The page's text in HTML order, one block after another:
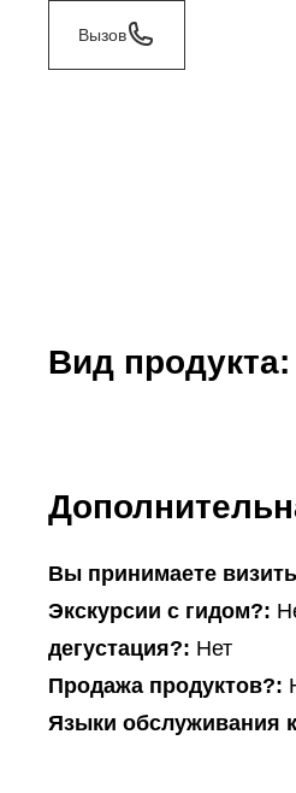
Вызов
Bид продукта:
Вы принимаете
Экскурсии с гидом?:
дегустация?: Нет
Продажа продуктов?:
Языки обслуживания